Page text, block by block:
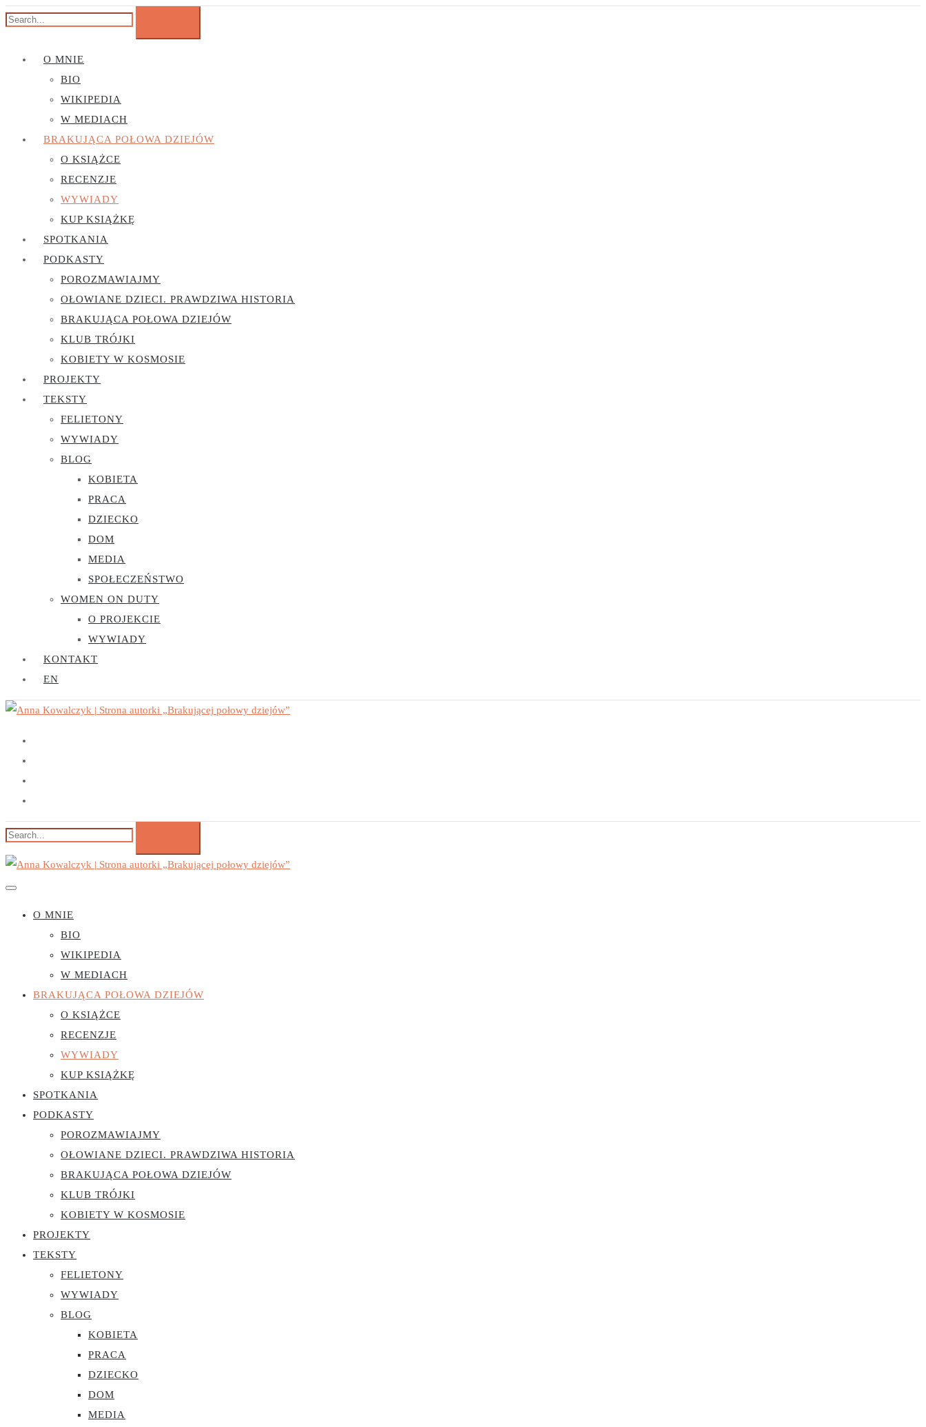
O MNIE
BIO
WIKIPEDIA
W MEDIACH
BRAKUJĄCA POŁOWA DZIEJÓW
O KSIĄŻCE
RECENZJE
WYWIADY
KUP KSIĄŻKĘ
SPOTKANIA
PODKASTY
POROZMAWIAJMY
OŁOWIANE DZIECI. PRAWDZIWA HISTORIA
BRAKUJĄCA POŁOWA DZIEJÓW
KLUB TRÓJKI
KOBIETY W KOSMOSIE
PROJEKTY
TEKSTY
FELIETONY
WYWIADY
BLOG
KOBIETA
PRACA
DZIECKO
DOM
MEDIA
SPOŁECZEŃSTWO
WOMEN ON DUTY
O PROJEKCIE
WYWIADY
KONTAKT
EN
O MNIE
BIO
WIKIPEDIA
W MEDIACH
BRAKUJĄCA POŁOWA DZIEJÓW
O KSIĄŻCE
RECENZJE
WYWIADY
KUP KSIĄŻKĘ
SPOTKANIA
PODKASTY
POROZMAWIAJMY
OŁOWIANE DZIECI. PRAWDZIWA HISTORIA
BRAKUJĄCA POŁOWA DZIEJÓW
KLUB TRÓJKI
KOBIETY W KOSMOSIE
PROJEKTY
TEKSTY
FELIETONY
WYWIADY
BLOG
KOBIETA
PRACA
DZIECKO
DOM
MEDIA